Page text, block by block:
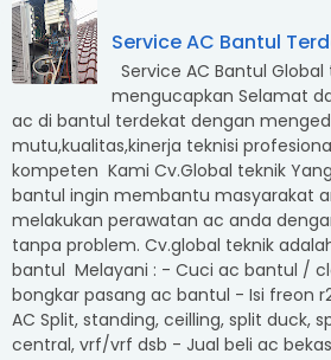
Service AC Bantul
Service AC Bantul
mengucapkan Selamat
ac di bantul terdekat dengan
mutu,kualitas,kinerja teknisi
kompeten Kami Cv.Global teknik
bantul ingin membantu masyarakat
melakukan perawatan ac anda
tanpa problem. Cv.global teknik
bantul Melayani : - Cuci ac bantul /
bongkar pasang ac bantul - Isi freon
AC Split, standing, ceilling, split duck,
central, vrf/vrf dsb - Jual beli ac